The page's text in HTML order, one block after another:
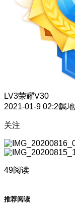
LV3荣耀V30
2021-01-9 02:20属
关注
49阅读
推荐阅读